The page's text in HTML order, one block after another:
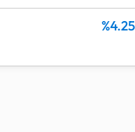
%4.25